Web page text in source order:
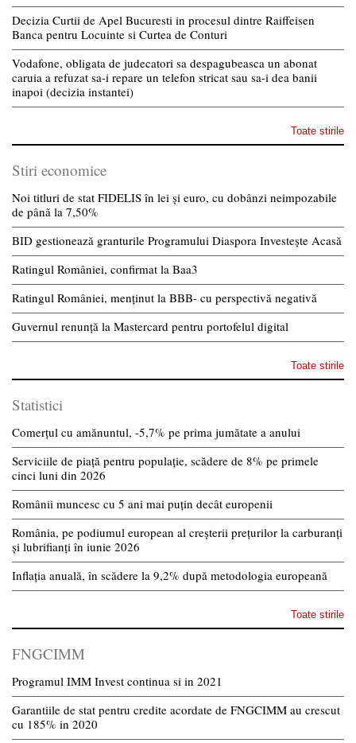
Decizia Curtii de Apel Bucuresti in procesul dintre Raiffeisen
Banca pentru Locuinte si Curtea de Conturi
Vodafone, obligata de judecatori sa despagubeasca un abonat
caruia a refuzat sa-i repare un telefon stricat sau sa-i dea banii
inapoi (decizia instantei)
Toate stirile
Stiri economice
Noi titluri de stat FIDELIS în lei și euro, cu dobânzi neimpozabile
de pânã la 7,50%
BID gestionează granturile Programului Diaspora Investește Acasă
Ratingul României, confirmat la Baa3
Ratingul României, menținut la BBB- cu perspectivă negativă
Guvernul renunță la Mastercard pentru portofelul digital
Toate stirile
Statistici
Comerțul cu amănuntul, -5,7% pe prima jumătate a anului
Serviciile de piață pentru populație, scădere de 8% pe primele
cinci luni din 2026
Românii muncesc cu 5 ani mai puțin decât europenii
România, pe podiumul european al creșterii prețurilor la carburanți
și lubrifianți în iunie 2026
Inflația anuală, în scădere la 9,2% după metodologia europeană
Toate stirile
FNGCIMM
Programul IMM Invest continua si in 2021
Garantiile de stat pentru credite acordate de FNGCIMM au crescut
cu 185% in 2020